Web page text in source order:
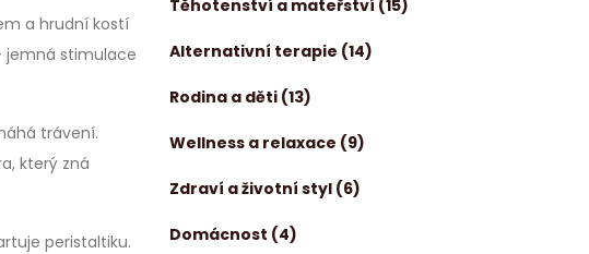
Těhotenství a mateřství (15)
Alternativní terapie (14)
Rodina a děti (13)
Wellness a relaxace (9)
Zdraví a životní styl (6)
Domácnost (4)
a hrudní kostí
jemná stimulace
trávení.
který zná
peristaltiku.